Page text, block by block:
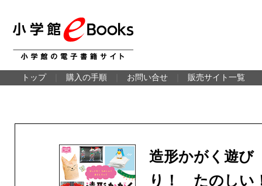
トップ 購入の手順 お問い合せ 販売サイト一覧
造形かがく遊
り！ たのしい